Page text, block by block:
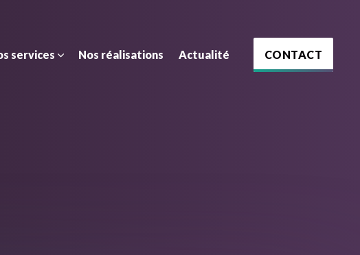
services Nos réalisations Actualité CONTACT